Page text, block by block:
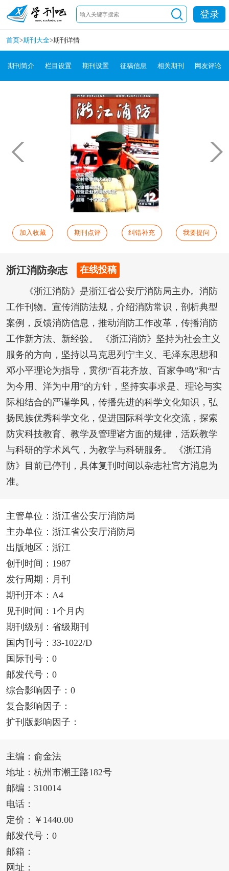
登录
首页>期刊大全>期刊详情
期刊简介 栏目设置 期刊设置 征稿信息 相关期刊 网友评论
加入收藏 期刊点评 纠错补充 我要提问
浙江消防杂志 在线投稿
《浙江消防》是浙江省公安厅消防局主办。消防
工作刊物。宣传消防法规，介绍消防常识，剖析典型
案例，反馈消防信息，推动消防工作改革，传播消防
工作新方法、新经验。 《浙江消防》坚持为社会主义
服务的方向，坚持以马克思列宁主义、毛泽东思想和
邓小平理论为指导，贯彻“百花齐放、百家争鸣”和“古
为今用、洋为中用”的方针，坚持实事求是、理论与实
际相结合的严谨学风，传播先进的科学文化知识，弘
扬民族优秀科学文化，促进国际科学文化交流，探索
防灾科技教育、教学及管理诸方面的规律，活跃教学
与科研的学术风气，为教学与科研服务。 《浙江消
防》目前已停刊，具体复刊时间以杂志社官方消息为
准。
主管单位：浙江省公安厅消防局
主办单位：浙江省公安厅消防局
出版地区：浙江
创刊时间：1987
发行周期：月刊
期刊开本：A4
见刊时间：1个月内
期刊级别：省级期刊
国内刊号：33-1022/D
国际刊号：0
邮发代号：0
综合影响因子：0
复合影响因子：
扩刊版影响因子：
主编：俞金法
地址：杭州市潮王路182号
邮编：310014
电话：
定价：￥1440.00
邮发代号：0
邮箱：
网址：